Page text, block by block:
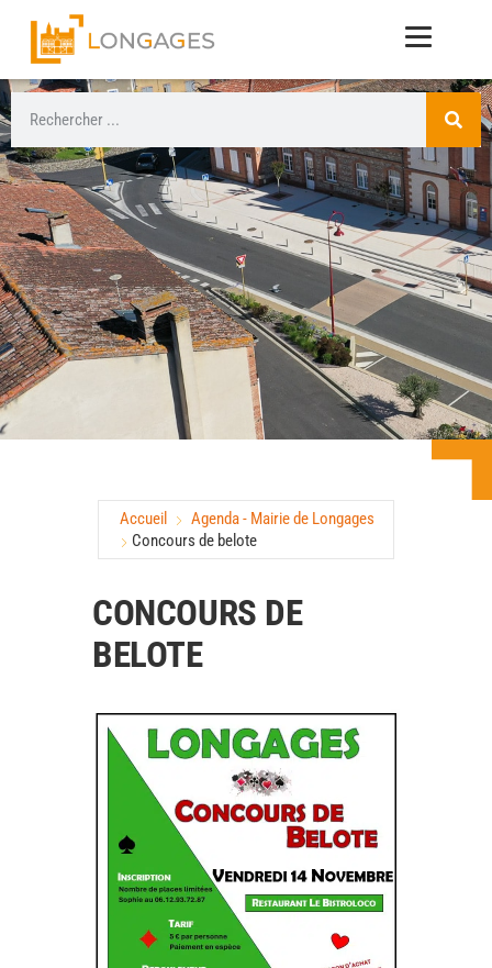
Accueil
Agenda - Mairie de Longages
Concours de belote
CONCOURS DE
BELOTE